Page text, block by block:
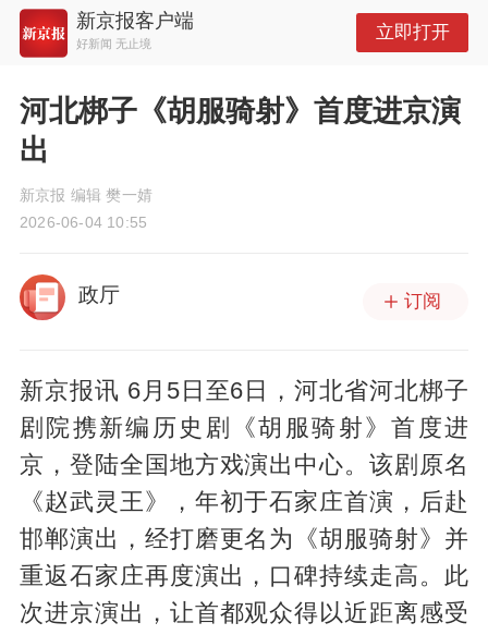
新京报客户端
好新闻 无止境
立即打开
河北梆子《胡服骑射》首度进京演
出
新京报 编辑 樊一婧
2026-06-04 10:55
政厅 订阅
新京报讯 6月5日至6日，河北省河北梆子
剧院携新编历史剧《胡服骑射》首度进
京，登陆全国地方戏演出中心。该剧原名
《赵武灵王》，年初于石家庄首演，后赴
邯郸演出，经打磨更名为《胡服骑射》并
重返石家庄再度演出，口碑持续走高。此
次进京演出，让首都观众得以近距离感受